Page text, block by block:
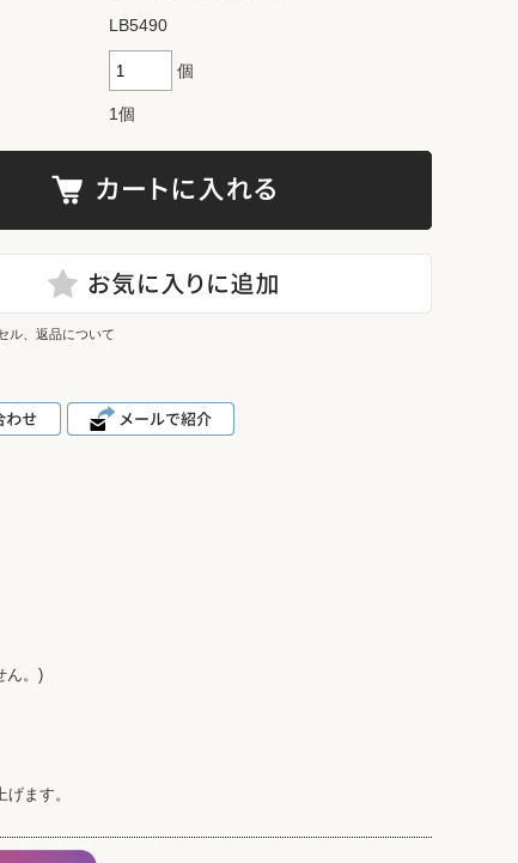
LB5490
個
1個
ル、返品について
ん。)
ます。